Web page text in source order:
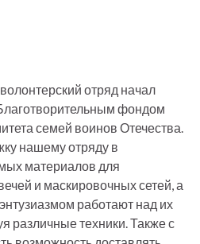
отряд начал
фондом
семей воинов Отечества.
нашему отряду в
материалов для
и маскировочных сетей, а
работают над их
различные техники. Также с